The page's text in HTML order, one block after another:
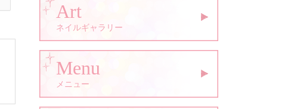
Art
ネイルギャラリー
Menu
メニュー